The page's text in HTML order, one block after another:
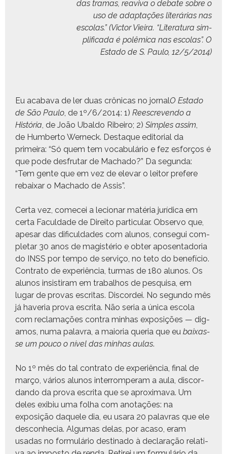
das tra­mas, rea­v­i­va o debate sobre o
uso de adap­tações literárias nas
esco­las.” (Vic­tor Vieira. “Lit­er­atu­ra sim­
pli­fi­ca­da é polêmi­ca nas esco­las”. O
Esta­do de S. Paulo, 12/5/2014)
Eu acaba­va de ler duas crôni­cas no jor­nalO Esta­do
de São Paulo , de 1º/6/2014: 1) Ree­screven­do a
História , de João Ubal­do Ribeiro; 2) Sim­ples assim
de Hum­ber­to Wer­neck. Destaque edi­to­r­i­al da
primeira: “Só quem tem vocab­ulário e fez esforços é
que pode des­fru­tar de Macha­do?” Da segun­da:
“Tem gente que em vez de ele­var o leitor pref­ere
rebaixar o Macha­do de Assis”.
Cer­ta vez, come­cei a lecionar matéria jurídi­ca em
cer­ta Fac­ul­dade de Dire­ito par­tic­u­lar. Obser­vo que,
ape­sar das difi­cul­dades com alunos, con­segui com­
ple­tar 30 anos de mag­istério e obter aposen­ta­do­ria
do INSS por tem­po de serviço, no teto do bene­fí­cio.
Con­tra­to de exper­iên­cia, tur­mas de 180 alunos. Os
alunos insi­s­ti­ram em tra­bal­hos de pesquisa, em
lugar de provas escritas. Dis­cordei. No segun­do mês
já have­ria pro­va escri­ta. Não seria a úni­ca esco­la
com recla­mações con­tra min­has exposições — dig­
amos, numa palavra, a maio­r­ia que­ria que eu baix­as­
se um pouco o nív­el das min­has aulas.
No 1º mês do tal con­tra­to de exper­iên­cia, final de
março, vários alunos inter­romper­am a aula, dis­cor­
dan­do da pro­va escri­ta que se aprox­i­ma­va. Um
deles exibiu uma fol­ha com ano­tações: na
exposição daque­le dia, eu usara 20 palavras que ele
descon­hecia. Algu­mas delas, por aca­so, eram
usadas no for­mulário des­ti­na­do à declar­ação rel­a­ti­